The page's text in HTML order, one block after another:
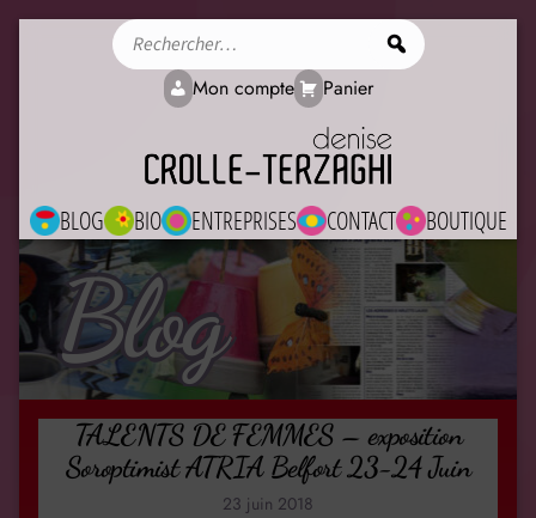
BLOG BIO ENTREPRISES CONTACT BOUTIQUE
Mon compte Panier
Blog
TALENTS DE FEMMES – exposition
Soroptimist ATRIA Belfort 23-24 Juin
23 juin 2018